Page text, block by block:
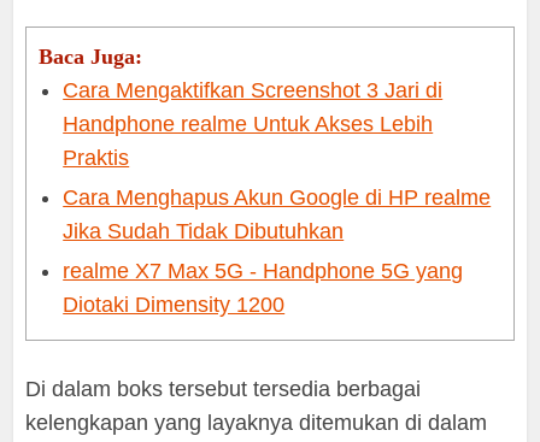
Baca Juga:
Cara Mengaktifkan Screenshot 3 Jari di
Handphone realme Untuk Akses Lebih
Praktis
Cara Menghapus Akun Google di HP realme
Jika Sudah Tidak Dibutuhkan
realme X7 Max 5G - Handphone 5G yang
Diotaki Dimensity 1200
Di dalam boks tersebut tersedia berbagai
kelengkapan yang layaknya ditemukan di dalam